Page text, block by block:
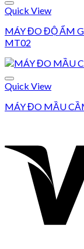
Quick View
MÁY ĐO ĐỘ ẨM
MT02
Quick View
MÁY ĐO MẦU